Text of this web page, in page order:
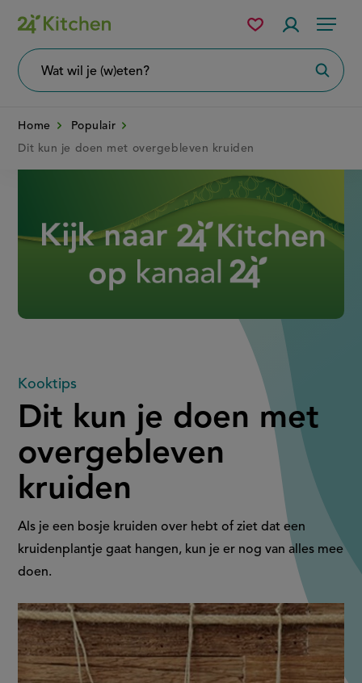
Overslaan
en
naar
gaan
Menu
wil
Mijn
bewaarde
Home
Populair
Dit kun je doen met overgebleven kruiden
Dit
kun
je
doen
met
overgebleven
kruiden
Kooktips
Dit kun je doen met
overgebleven
kruiden
Als je een bosje kruiden over hebt of ziet dat een
kruidenplantje gaat hangen, kun je er nog van alles mee
doen.